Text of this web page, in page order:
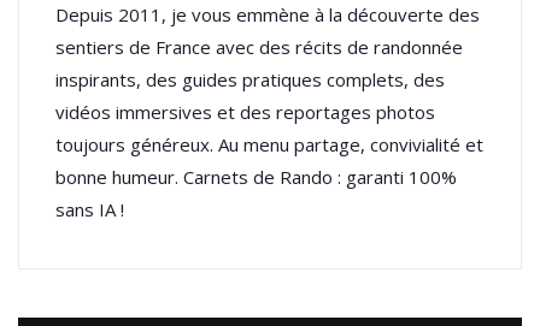
Depuis 2011, je vous emmène à la découverte des
sentiers de France avec des récits de randonnée
inspirants, des guides pratiques complets, des
vidéos immersives et des reportages photos
toujours généreux. Au menu partage, convivialité et
bonne humeur. Carnets de Rando : garanti 100%
sans IA !